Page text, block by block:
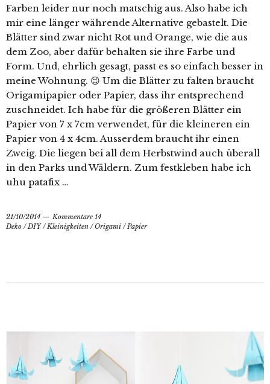
Farben leider nur noch matschig aus. Also habe ich
mir eine länger währende Alternative gebastelt. Die
Blätter sind zwar nicht Rot und Orange, wie die aus
dem Zoo, aber dafür behalten sie ihre Farbe und
Form. Und, ehrlich gesagt, passt es so einfach besser in
meine Wohnung. 😉 Um die Blätter zu falten braucht
Origamipapier oder Papier, dass ihr entsprechend
zuschneidet. Ich habe für die größeren Blätter ein
Papier von 7 x 7cm verwendet, für die kleineren ein
Papier von 4 x 4cm. Ausserdem braucht ihr einen
Zweig. Die liegen bei all dem Herbstwind auch überall
in den Parks und Wäldern. Zum festkleben habe ich
uhu patafix …
21/10/2014
Kommentare 14
Deko /DIY/Kleinigkeiten /Origami /Papier